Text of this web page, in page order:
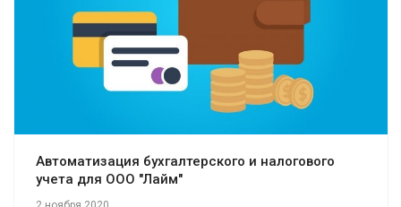
Смотреть проект
Автоматизация бухгалтерского и налогового
учета для ООО "Лайм"